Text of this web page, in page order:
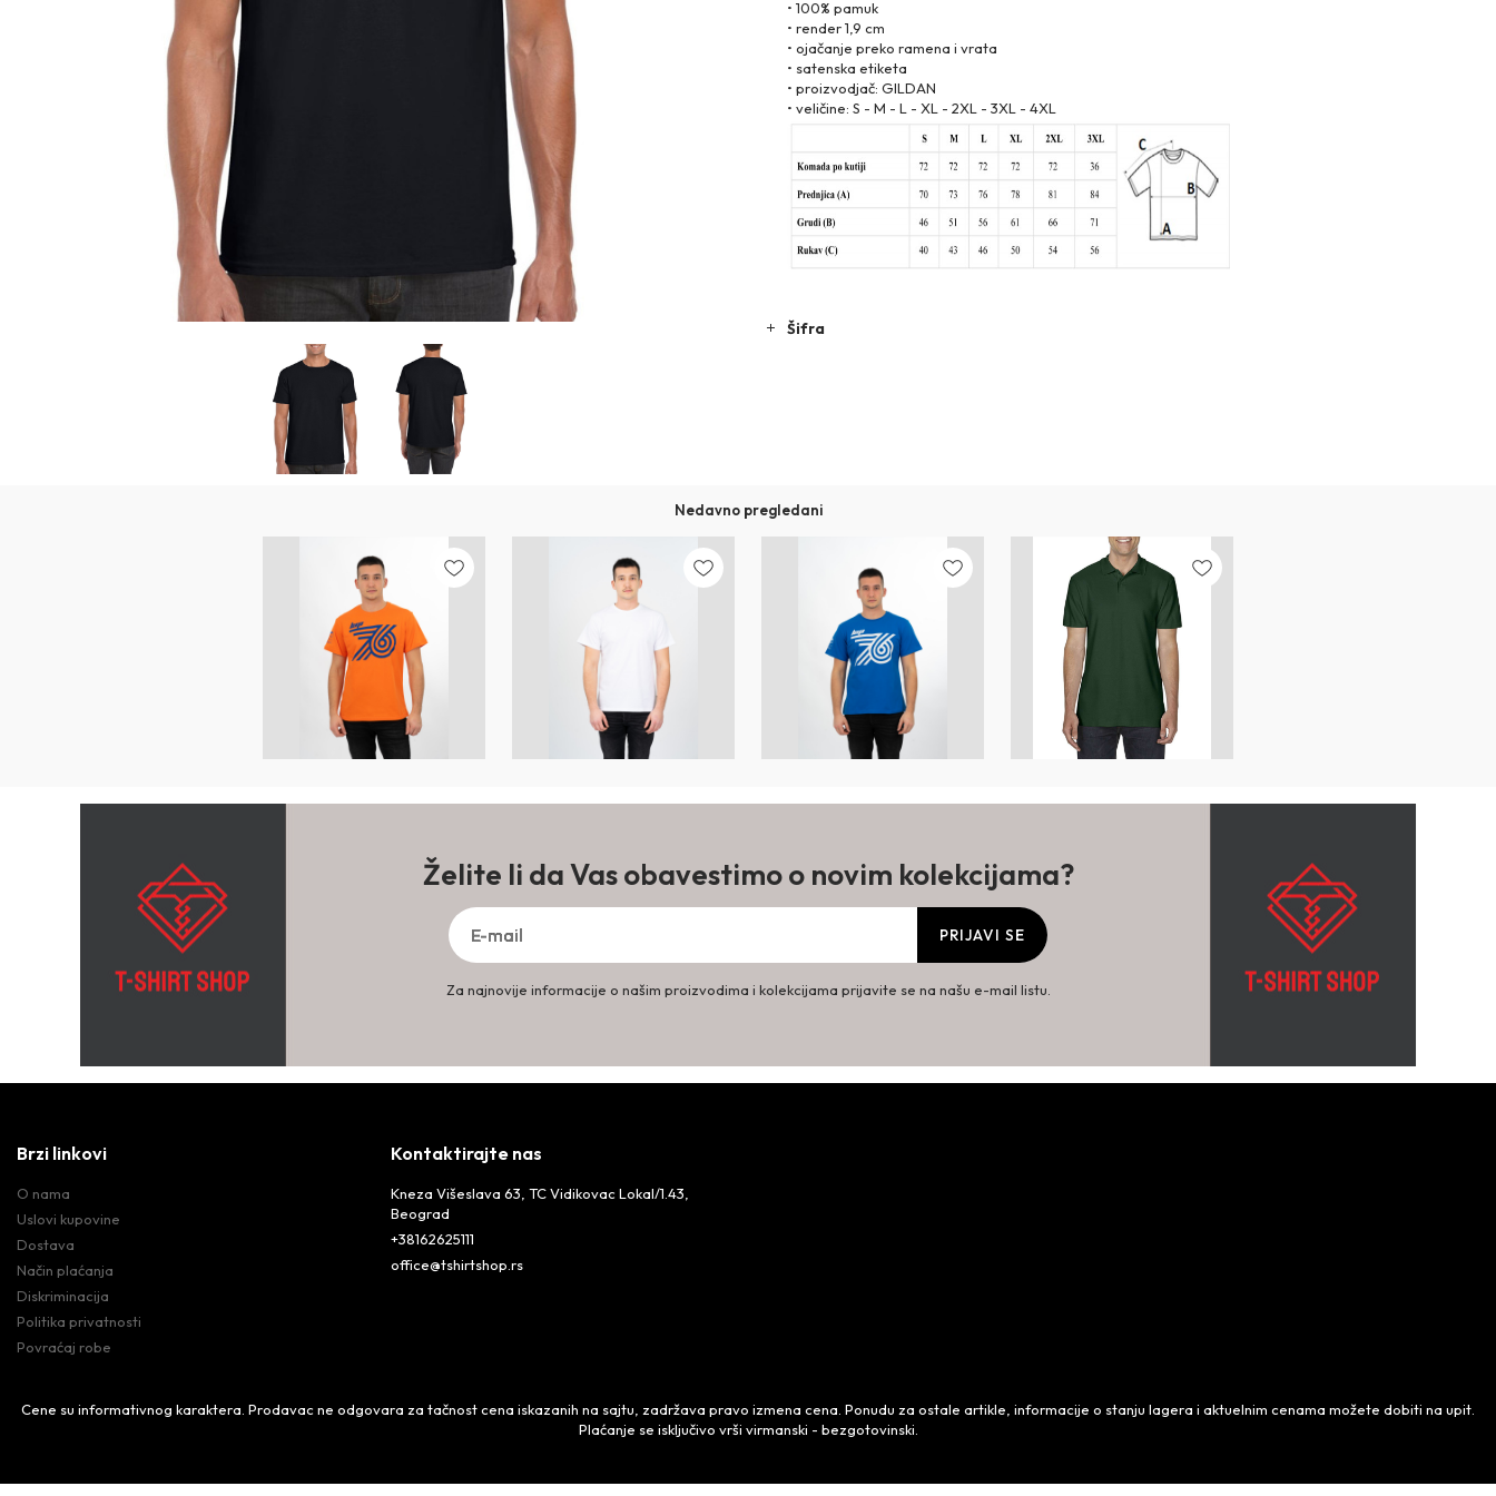
• 100% pamuk
• render 1,9 cm
• ojačanje preko ramena i vrata
• satenska etiketa
• proizvodjač: GILDAN
• veličine: S - M - L - XL - 2XL - 3XL - 4XL
Šifra
Nedavno pregledani
Želite li da Vas obavestimo o novim kolekcijama?
PRIJAVI SE
Za najnovije informacije o našim proizvodima i kolekcijama prijavite se na našu e-mail listu.
Brzi linkovi
O nama
Uslovi kupovine
Dostava
Način plaćanja
Diskriminacija
Politika privatnosti
Povraćaj robe
Kontaktirajte nas
Kneza Višeslava 63, TC Vidikovac Lokal/1.43,
Beograd
+38162625111
office@tshirtshop.rs
Cene su informativnog karaktera. Prodavac ne odgovara za tačnost cena iskazanih na sajtu, zadržava pravo izmena cena. Ponudu za ostale artikle, informacije o stanju lagera i aktuelnim cenama možete dobiti na upit.
Plaćanje se isključivo vrši virmanski - bezgotovinski.